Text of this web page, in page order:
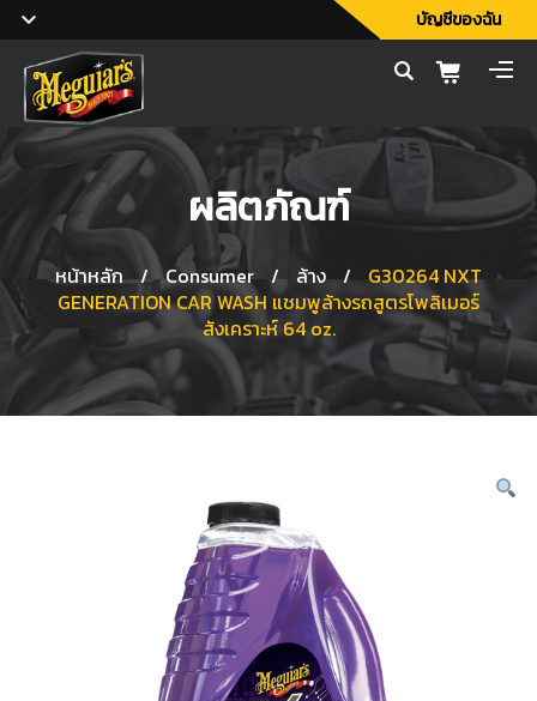
บัญชีของฉัน
ผลิตภัณฑ์
หน้าหลัก / Consumer / ล้าง /
G30264 NXT
GENERATION CAR WASH แชมพูล้างรถสูตรโพลิเมอร์
สังเคราะห์ 64 oz.